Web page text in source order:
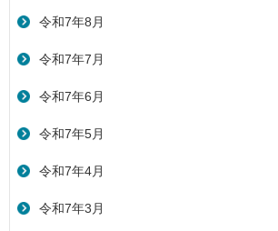
令和7年8月
令和7年7月
令和7年6月
令和7年5月
令和7年4月
令和7年3月